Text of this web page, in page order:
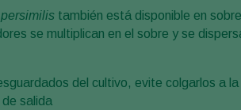
también está disponible en
se multiplican en el sobre y se
del cultivo, evite colgarlos a
de salida